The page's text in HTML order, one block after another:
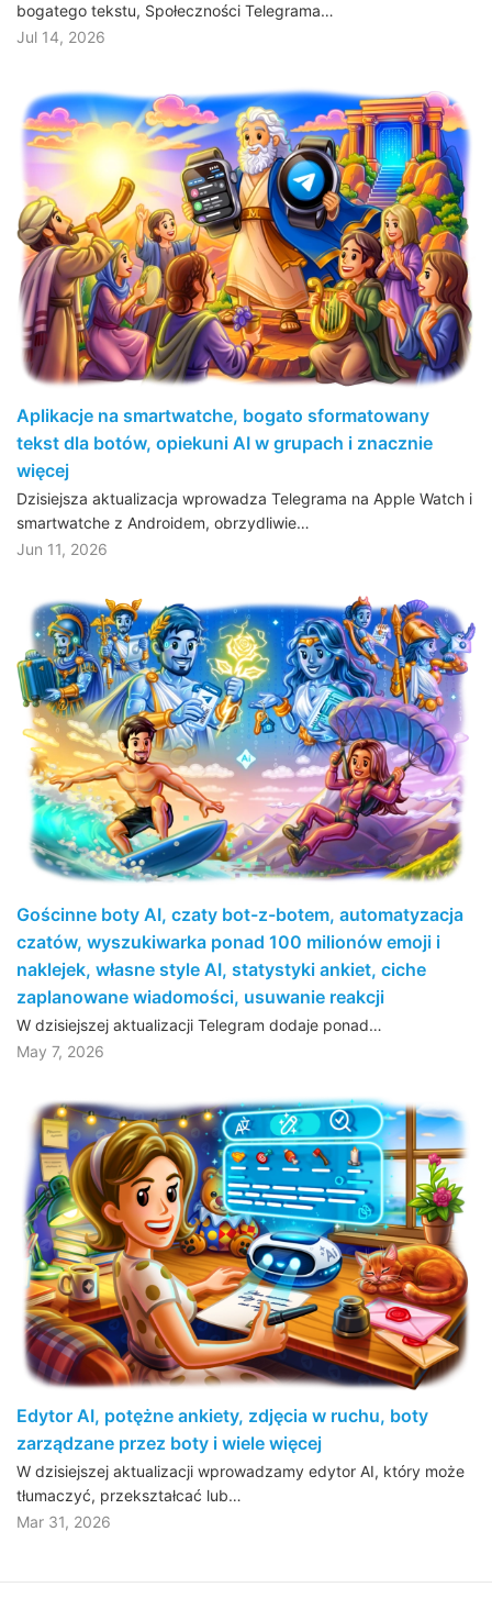
bogatego tekstu, Społeczności Telegrama…
Jul 14, 2026
Aplikacje na smartwatche, bogato sformatowany
tekst dla botów, opiekuni AI w grupach i znacznie
więcej
Dzisiejsza aktualizacja wprowadza Telegrama na Apple Watch i
smartwatche z Androidem, obrzydliwie…
Jun 11, 2026
Gościnne boty AI, czaty bot-z-botem, automatyzacja
czatów, wyszukiwarka ponad 100 milionów emoji i
naklejek, własne style AI, statystyki ankiet, ciche
zaplanowane wiadomości, usuwanie reakcji
W dzisiejszej aktualizacji Telegram dodaje ponad…
May 7, 2026
Edytor AI, potężne ankiety, zdjęcia w ruchu, boty
zarządzane przez boty i wiele więcej
W dzisiejszej aktualizacji wprowadzamy edytor AI, który może
tłumaczyć, przekształcać lub…
Mar 31, 2026